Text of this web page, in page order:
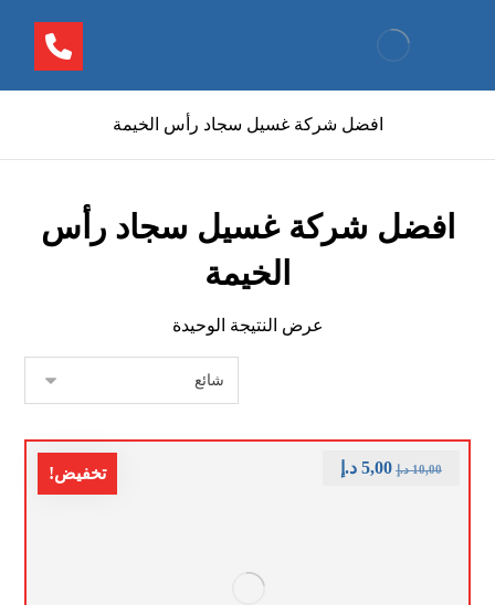
افضل شركة غسيل سجاد رأس الخيمة
افضل شركة غسيل سجاد رأس
الخيمة
عرض النتيجة الوحيدة
تخفيض! 10,00 د.إ 5,00 د.إ